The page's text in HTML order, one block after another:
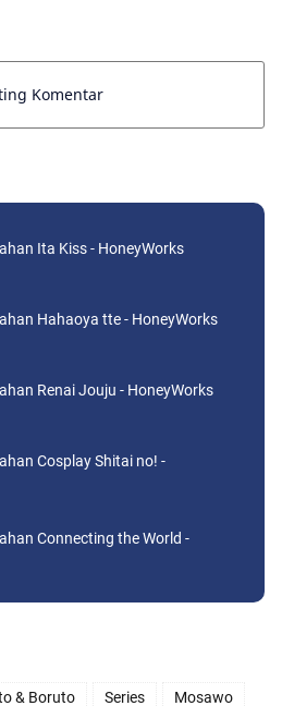
Komentar
Ita Kiss - HoneyWorks
Hahaoya tte - HoneyWorks
Renai Jouju - HoneyWorks
Cosplay Shitai no! -
Connecting the World -
& Boruto Series Mosawo